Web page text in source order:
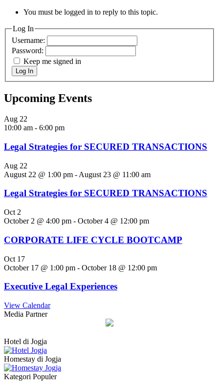
You must be logged in to reply to this topic.
Log In
Username:
Password:
Keep me signed in
Log In
Upcoming Events
Aug 22
10:00 am - 6:00 pm
Legal Strategies for SECURED TRANSACTIONS
Aug 22
August 22 @ 1:00 pm - August 23 @ 11:00 am
Legal Strategies for SECURED TRANSACTIONS
Oct 2
October 2 @ 4:00 pm - October 4 @ 12:00 pm
CORPORATE LIFE CYCLE BOOTCAMP
Oct 17
October 17 @ 1:00 pm - October 18 @ 12:00 pm
Executive Legal Experiences
View Calendar
Media Partner
Hotel di Jogja
Homestay di Jogja
Kategori Populer